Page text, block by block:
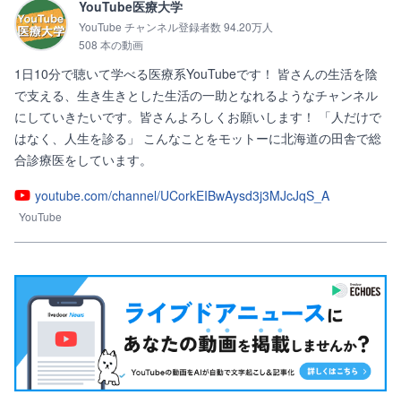
YouTube医療大学
YouTube チャンネル登録者数 94.20万人
508 本の動画
1日10分で聴いて学べる医療系YouTubeです！ 皆さんの生活を陰
で支える、生き生きとした生活の一助となれるようなチャンネル
にしていきたいです。皆さんよろしくお願いします！ 「人だけで
はなく、人生を診る」 こんなことをモットーに北海道の田舎で総
合診療医をしています。
youtube.com/channel/UCorkEIBwAysd3j3MJcJqS_A
YouTube